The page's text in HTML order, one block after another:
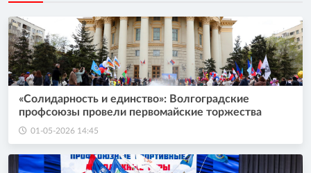
«Солидарность и единство»: Волгоградские
профсоюзы провели первомайские торжества
01-05-2026 14:45